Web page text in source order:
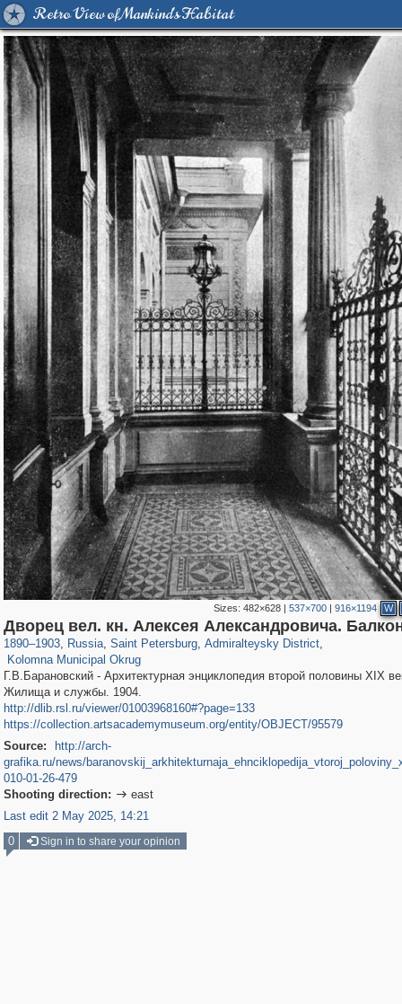
Retro View of Mankind's Habitat
Sizes: 482×628| 537×700| 916×1194 W
Дворец вел. кн. Алексея Александровича.
1890–1903, Russia
1,406,871 29,248
, Saint Petersburg
197,175 5,714
, Admiralteysky District
24,063 1,032
,
Kolomna Municipal Okrug
2,442 138
Г.В.Барановский - Архитектурная энциклопедия второй половины XIX
Жилища и службы. 1904.
http://dlib.rsl.ru/viewer/01003968160#?page=133
https://collection.artsacademymuseum.org/entity/OBJECT/95579
Source:
http://arch-
grafika.ru/news/
010-01-26-479
Shooting direction:  east
Last edit 2 May 2025, 14:21
0
Sign in to share your opinion